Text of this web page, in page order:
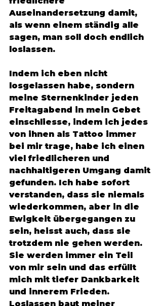
Auseinandersetzung damit,
als wenn einem ständig alle
sagen, man soll doch endlich
loslassen.
Indem ich eben nicht
losgelassen habe, sondern
meine Sternenkinder jeden
Freitagabend in mein Gebet
einschliesse, indem ich jedes
von ihnen als Tattoo immer
bei mir trage, habe ich einen
viel friedlicheren und
nachhaltigeren Umgang damit
gefunden. Ich habe sofort
verstanden, dass sie niemals
wiederkommen, aber in die
Ewigkeit übergegangen zu
sein, heisst auch, dass sie
trotzdem nie gehen werden.
Sie werden immer ein Teil
von mir sein und das erfüllt
mich mit tiefer Dankbarkeit
und innerem Frieden.
Loslassen baut meiner